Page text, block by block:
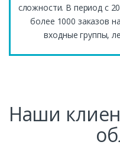
сложности. В период с
более 1000 заказов
входные группы,
Наши